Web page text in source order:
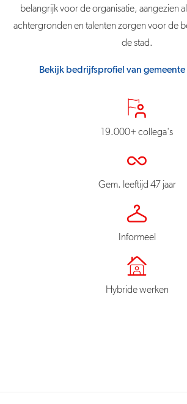
belangrijk voor de organisatie, aangezien
achtergronden en talenten zorgen voor de
de stad.
Bekijk bedrijfsprofiel van
19.000+ collega's
Gem. leeftijd 47 jaar
Informeel
Hybride werken